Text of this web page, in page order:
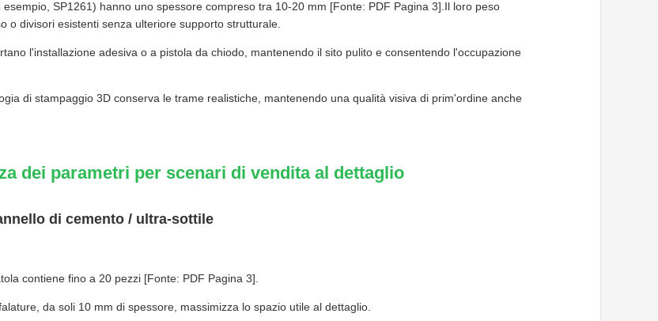
esempio, SP1261) hanno uno spessore compreso tra 10-20 mm [Fonte: PDF Pagina 3].Il loro peso
o divisori esistenti senza ulteriore supporto strutturale.
l'installazione adesiva o a pistola da chiodo, mantenendo il sito pulito e consentendo l'occupazione
di stampaggio 3D conserva le trame realistiche, mantenendo una qualità visiva di prim'ordine anche
dei parametri per scenari di vendita al dettaglio
di cemento / ultra-sottile
contiene fino a 20 pezzi [Fonte: PDF Pagina 3].
da soli 10 mm di spessore, massimizza lo spazio utile al dettaglio.